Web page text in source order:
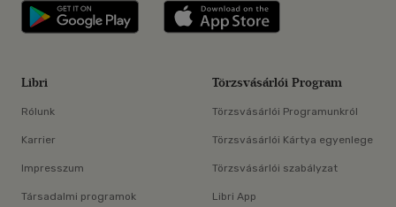
Libri applikáció Szerezd meg: Google
Libri
Rólunk
Karrier
Impresszum
Társadalmi programok
Törzsvásárlói Program
Törzsvásárlói Programunkról
Törzsvásárlói Kártya egyenlege
Törzsvásárlói szabályzat
Libri App